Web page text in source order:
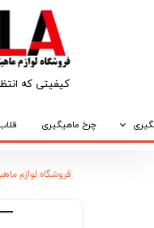
کیفیتی که
چرخ ماهیگیری
فروشگاه لوازم